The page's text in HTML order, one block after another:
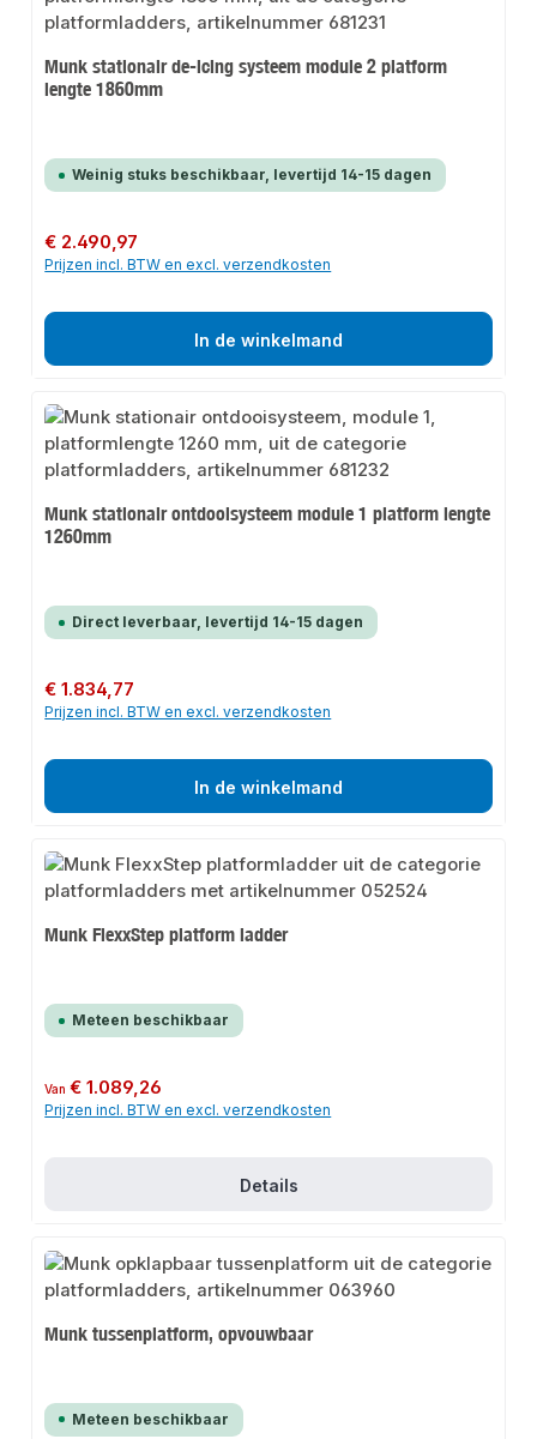
Munk stationair de-icing systeem module 2 platform
lengte 1860mm
Weinig stuks beschikbaar, levertijd 14-15 dagen
Normale prijs:
€ 2.490,97
Prijzen incl. BTW en excl. verzendkosten
In de winkelmand
Munk stationair ontdooisysteem module 1 platform lengte
1260mm
Direct leverbaar, levertijd 14-15 dagen
Normale prijs:
€ 1.834,77
Prijzen incl. BTW en excl. verzendkosten
In de winkelmand
Munk FlexxStep platform ladder
Meteen beschikbaar
Normale prijs:
Van€ 1.089,26
Prijzen incl. BTW en excl. verzendkosten
Details
Munk tussenplatform, opvouwbaar
Meteen beschikbaar